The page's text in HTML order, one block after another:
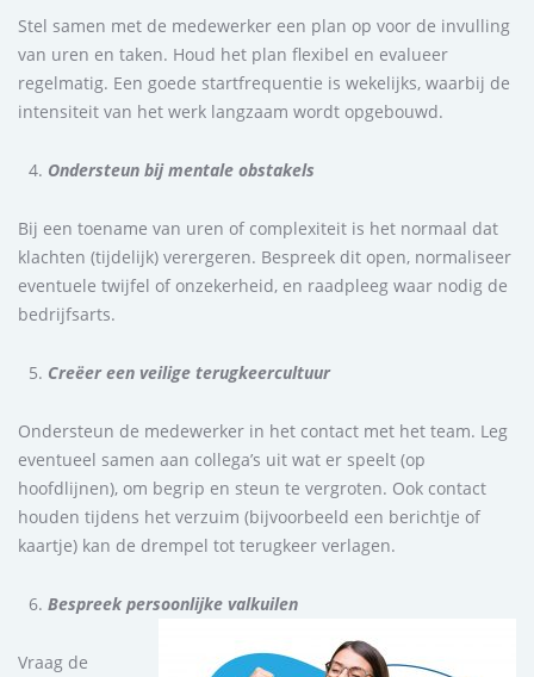
Stel samen met de medewerker een plan op voor de invulling
van uren en taken. Houd het plan flexibel en evalueer
regelmatig. Een goede startfrequentie is wekelijks, waarbij de
intensiteit van het werk langzaam wordt opgebouwd.
Ondersteun bij mentale obstakels
Bij een toename van uren of complexiteit is het normaal dat
klachten (tijdelijk) verergeren. Bespreek dit open, normaliseer
eventuele twijfel of onzekerheid, en raadpleeg waar nodig de
bedrijfsarts.
Creëer een veilige terugkeercultuur
Ondersteun de medewerker in het contact met het team. Leg
eventueel samen aan collega’s uit wat er speelt (op
hoofdlijnen), om begrip en steun te vergroten. Ook contact
houden tijdens het verzuim (bijvoorbeeld een berichtje of
kaartje) kan de drempel tot terugkeer verlagen.
Bespreek persoonlijke valkuilen
Vraag de